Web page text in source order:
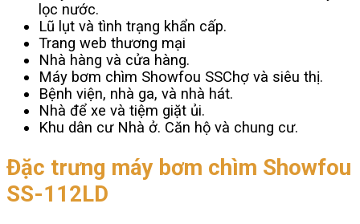
lọc nước.
Lũ lụt và tình trạng khẩn cấp.
Trang web thương mại
Nhà hàng và cửa hàng.
Máy bơm chìm Showfou SSChợ và siêu thị.
Bệnh viện, nhà ga, và nhà hát.
Nhà để xe và tiệm giặt ủi.
Khu dân cư Nhà ở. Căn hộ và chung cư.
Đặc trưng máy bơm chìm Showfou
SS-112LD